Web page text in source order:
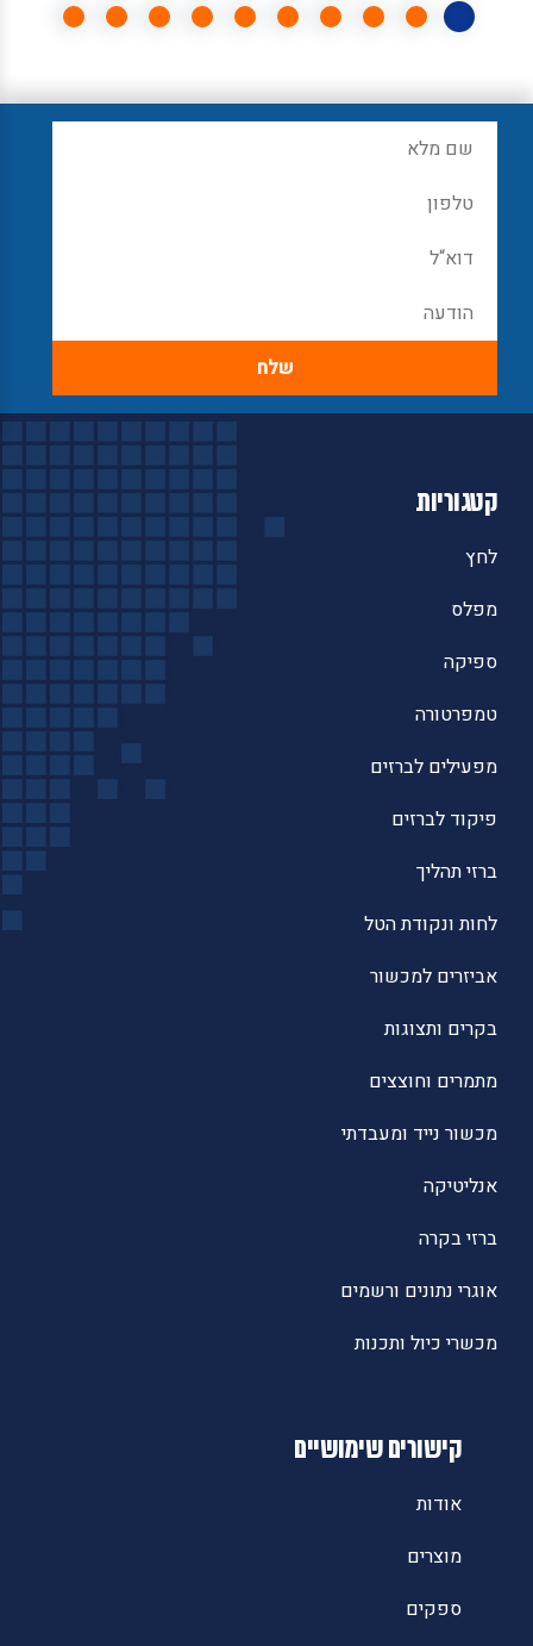
קטגוריות
לחץ
מפלס
ספיקה
טמפרטורה
מפעילים לברזים
פיקוד לברזים
ברזי תהליך
לחות ונקודת הטל
אביזרים למכשור
בקרים ותצוגות
מתמרים וחוצצים
מכשור נייד ומעבדתי
אנליטיקה
ברזי בקרה
אוגרי נתונים ורשמים
מכשרי כיול ותכנות
קישורים שימושיים
אודות
מוצרים
ספקים